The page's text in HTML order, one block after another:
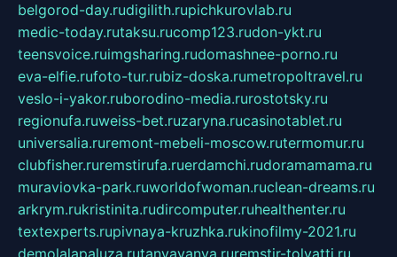
belgorod-day.rudigilith.rupichkurovlab.ru
medic-today.rutaksu.rucomp123.rudon-ykt.ru
teensvoice.ruimgsharing.rudomashnee-porno.ru
eva-elfie.rufoto-tur.rubiz-doska.rumetropoltravel.ru
veslo-i-yakor.ruborodino-media.rurostotsky.ru
regionufa.ruweiss-bet.ruzaryna.rucasinotablet.ru
universalia.ruremont-mebeli-moscow.rutermomur.ru
clubfisher.ruremstirufa.ruerdamchi.rudoramamama.ru
muraviovka-park.ruworldofwoman.ruclean-dreams.ru
arkrym.rukristinita.rudircomputer.ruhealthenter.ru
textexperts.rupivnaya-kruzhka.rukinofilmy-2021.ru